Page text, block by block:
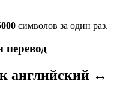
символов за один раз.
английский ↔